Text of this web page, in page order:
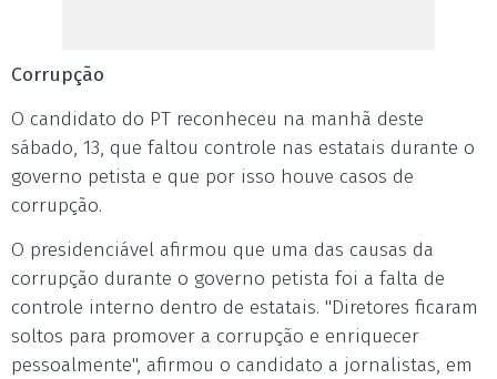
Corrupção
O candidato do PT reconheceu na manhã deste
sábado, 13, que faltou controle nas estatais durante o
governo petista e que por isso houve casos de
corrupção.
O presidenciável afirmou que uma das causas da
corrupção durante o governo petista foi a falta de
controle interno dentro de estatais. "Diretores ficaram
soltos para promover a corrupção e enriquecer
pessoalmente", afirmou o candidato a jornalistas, em